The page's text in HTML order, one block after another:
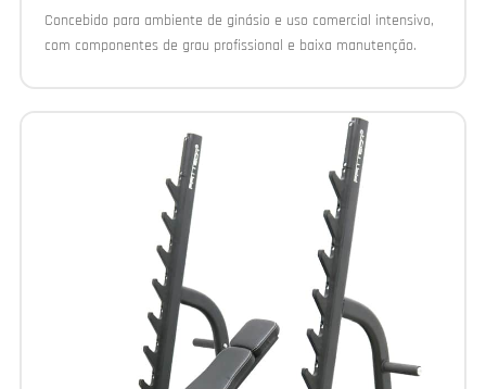
Concebido para ambiente de ginásio e uso comercial intensivo,
com componentes de grau profissional e baixa manutenção.